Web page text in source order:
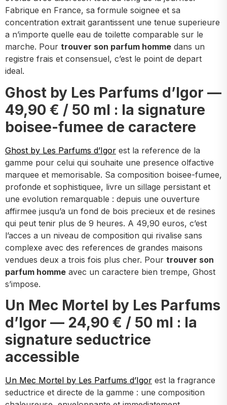
Fabrique en France, sa formule soignee et sa
concentration extrait garantissent une tenue superieure
a n’importe quelle eau de toilette comparable sur le
marche. Pour trouver son parfum homme dans un
registre frais et consensuel, c’est le point de depart
ideal.
Ghost by Les Parfums d’Igor —
49,90 € / 50 ml : la signature
boisee-fumee de caractere
Ghost by Les Parfums d’Igor est la reference de la
gamme pour celui qui souhaite une presence olfactive
marquee et memorisable. Sa composition boisee-fumee,
profonde et sophistiquee, livre un sillage persistant et
une evolution remarquable : depuis une ouverture
affirmee jusqu’a un fond de bois precieux et de resines
qui peut tenir plus de 9 heures. A 49,90 euros, c’est
l’acces a un niveau de composition qui rivalise sans
complexe avec des references de grandes maisons
vendues deux a trois fois plus cher. Pour trouver son
parfum homme avec un caractere bien trempe, Ghost
s’impose.
Un Mec Mortel by Les Parfums
d’Igor — 24,90 € / 50 ml : la
signature seductrice
accessible
Un Mec Mortel by Les Parfums d’Igor est la fragrance
seductrice et directe de la gamme : une composition